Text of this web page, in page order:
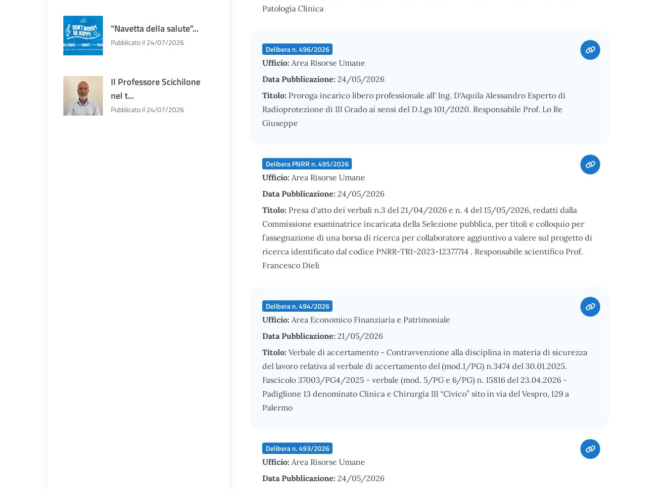
"Navetta della salute"...
Pubblicato il 24/07/2026
Il Professore Scichilone
nel t...
Pubblicato il 24/07/2026
Patologia Clinica
Delibera n. 496/2026
Ufficio: Area Risorse Umane
Data Pubblicazione: 24/05/2026
Titolo: Proroga incarico libero professionale all' Ing. D'Aquila Alessandro Esperto di
Radioprotezione di III Grado ai sensi del D.Lgs 101/2020. Responsabile Prof. Lo Re
Giuseppe
Delibera PNRR n. 495/2026
Ufficio: Area Risorse Umane
Data Pubblicazione: 24/05/2026
Titolo: Presa d'atto dei verbali n.3 del 21/04/2026 e n. 4 del 15/05/2026, redatti dalla
Commissione esaminatrice incaricata della Selezione pubblica, per titoli e colloquio per
l’assegnazione di una borsa di ricerca per collaboratore aggiuntivo a valere sul progetto di
ricerca identificato dal codice PNRR-TR1-2023-12377714 . Responsabile scientifico Prof.
Francesco Dieli
Delibera n. 494/2026
Ufficio: Area Economico Finanziaria e Patrimoniale
Data Pubblicazione: 21/05/2026
Titolo: Verbale di accertamento - Contravvenzione alla disciplina in materia di sicurezza
del lavoro relativa al verbale di accertamento del (mod.1/PG) n.3474 del 30.01.2025.
Fascicolo 37003/PG4/2025 - verbale (mod. 5/PG e 6/PG) n. 15816 del 23.04.2026 -
Padiglione 13 denominato Clinica e Chirurgia III “Civico” sito in via del Vespro, 129 a
Palermo
Delibera n. 493/2026
Ufficio: Area Risorse Umane
Data Pubblicazione: 24/05/2026